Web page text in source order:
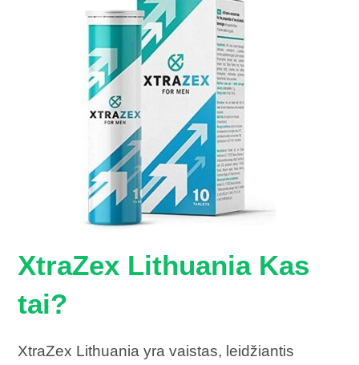
XtraZex Lithuania Kas
tai?
XtraZex Lithuania yra vaistas, leidžiantis